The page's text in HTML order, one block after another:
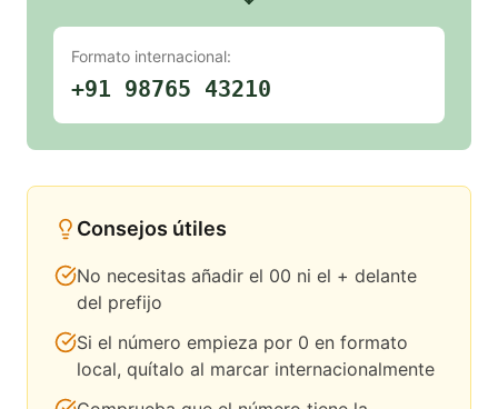
Formato internacional:
+91 98765 43210
Consejos útiles
No necesitas añadir el 00 ni el + delante
del prefijo
Si el número empieza por 0 en formato
local, quítalo al marcar internacionalmente